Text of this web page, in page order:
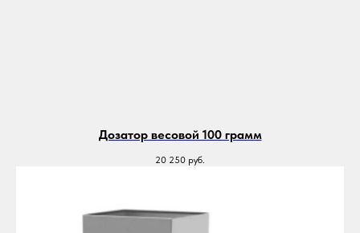
Дозатор весовой 100 грамм
20 250 руб.